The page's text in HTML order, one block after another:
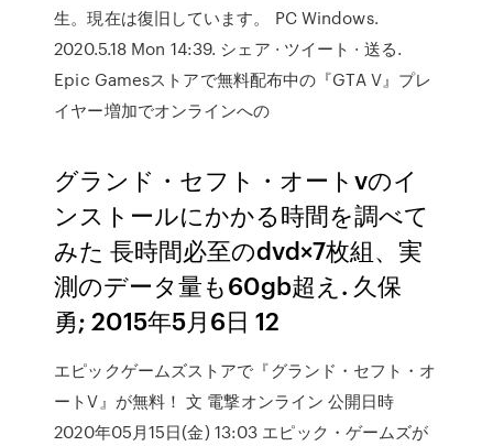
生。現在は復旧しています。 PC Windows.
2020.5.18 Mon 14:39. シェア · ツイート · 送る.
Epic Gamesストアで無料配布中の『GTA V』プレ
イヤー増加でオンラインへの
グランド・セフト・オートvのイ
ンストールにかかる時間を調べて
みた 長時間必至のdvd×7枚組、実
測のデータ量も60gb超え. 久保
勇; 2015年5月6日 12
エピックゲームズストアで『グランド・セフト・オ
ートV』が無料！ 文 電撃オンライン 公開日時
2020年05月15日(金) 13:03 エピック・ゲームズが